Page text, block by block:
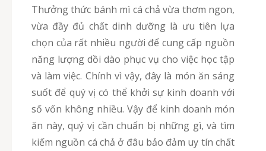
Thưởng thức bánh mì cá chả vừa thơm ngon,
vừa đầy đủ chất dinh dưỡng là ưu tiên lựa
chọn của rất nhiều người để cung cấp nguồn
năng lượng dồi dào phục vụ cho việc học tập
và làm việc. Chính vì vậy, đây là món ăn sáng
suốt để quý vị có thể khởi sự kinh doanh với
số vốn không nhiều. Vậy để kinh doanh món
ăn này, quý vị cần chuẩn bị những gì, và tìm
kiếm nguồn cá chả ở đâu bảo đảm uy tín chất